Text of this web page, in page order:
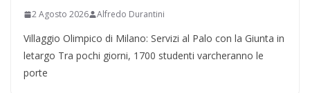
2 Agosto 2026 Alfredo Durantini
Villaggio Olimpico di Milano: Servizi al Palo con la Giunta in
letargo Tra pochi giorni, 1700 studenti varcheranno le
porte